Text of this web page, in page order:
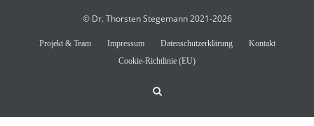
© Dr. Thorsten Stegemann 2021-2026
Projekt & Team Impressum Datenschutzerklärung
Kontakt
Cookie-Richtlinie (EU)